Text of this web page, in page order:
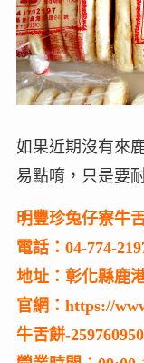
如果近期沒有來
易點唷，只是要
明豐珍兔仔寮牛
電話：04-774-
地址：彰化縣鹿
官網：https://
牛舌餅-